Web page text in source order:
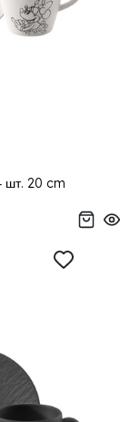
шт. 20 cm